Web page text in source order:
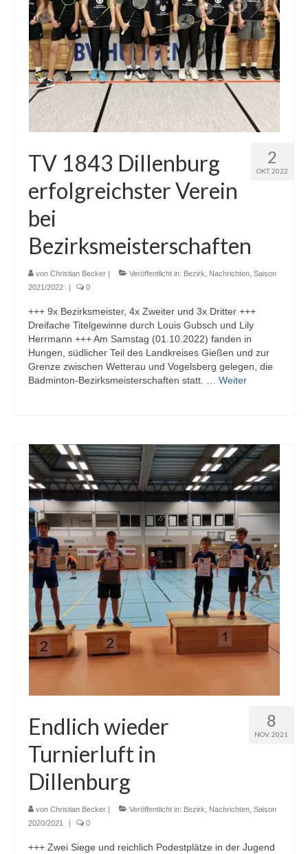
2
OKT. 2022
TV 1843 Dillenburg
erfolgreichster Verein
bei
Bezirksmeisterschaften
von Christian Becker | Veröffentlicht in: Bezirk Nachrichten Saison
2021/2022
| 0
+++ 9x Bezirksmeister, 4x Zweiter und 3x Dritter +++
Dreifache Titelgewinne durch Louis Gubsch und Lily
Herrmann +++ Am Samstag (01.10.2022) fanden in
Hungen, südlicher Teil des Landkreises Gießen und zur
Grenze zwischen Wetterau und Vogelsberg gelegen, die
Badminton-Bezirksmeisterschaften statt. … Weiter
8
NOV. 2021
Endlich wieder
Turnierluft in
Dillenburg
von Christian Becker | Veröffentlicht in: Bezirk Nachrichten Saison
2020/2021
| 0
+++ Zwei Siege und reichlich Podestplätze in der Jugend